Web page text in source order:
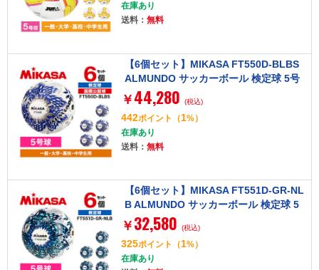
在庫あり
送料： 無料
【6個セット】MIKASA FT550D-BLBS
ALMUNDO サッカーボール 検定球 5号
球 貼り
￥ 44,280 (税込)
442ポイント （1%）
在庫あり
送料： 無料
【6個セット】MIKASA FT551D-GR-NL
B ALMUNDO サッカーボール 検定球 5
号球 貼り
￥ 32,580 (税込)
325ポイント （1%）
在庫あり